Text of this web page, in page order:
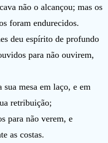
não o alcançou; mas os
foram endurecidos.
deu espírito de profundo
para não ouvirem,
mesa em laço, e em
retribuição;
para não verem, e
as costas.